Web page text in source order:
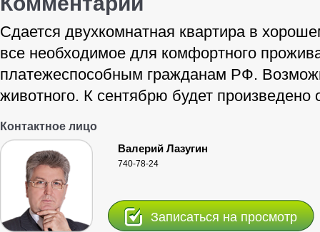
Сдается двухкомнатная квартира в
все необходимое для комфортного
платежеспособным гражданам РФ.
животного. К сентябрю будет произведено
Контактное лицо
Валерий Лазугин
740-78-24
Записаться на просмотр